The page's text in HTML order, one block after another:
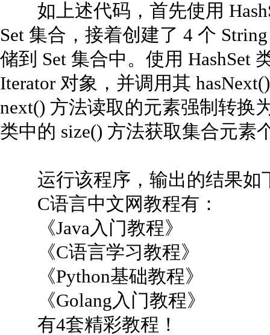
如上述代码，首先使用
Set 集合，接着创建了 4 个
储到 Set 集合中。使用 HashSet
Iterator 对象，并调用其
next() 方法读取的元素强制转换
类中的 size() 方法获取集合元素
运行该程序，输出的结果如
C语言中文网教程有：
《Java入门教程》
《C语言学习教程》
《Python基础教程》
《Golang入门教程》
有4套精彩教程！